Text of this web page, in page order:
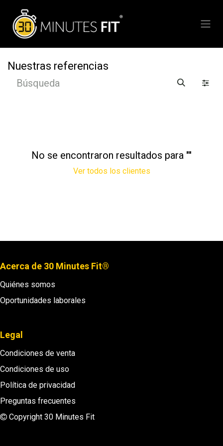
Nuestras referencias
No se encontraron resultados para ""
Ver todos los clientes
Acerca de 30 Minutes Fit®
Quiénes somos
Oportunidades laborales
Legal
Condiciones de venta
Condiciones de uso
Política de privacidad
Preguntas frecuentes
Copyright 30 Minutes Fit